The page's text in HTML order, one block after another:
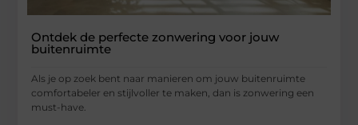
Ontdek de perfecte zonwering voor jouw
buitenruimte
Als je op zoek bent naar manieren om jouw buitenruimte
comfortabeler en stijlvoller te maken, dan is zonwering een
must-have.